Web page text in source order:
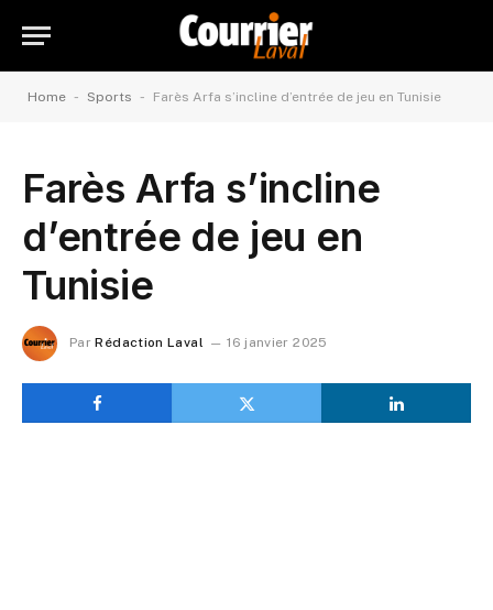
Home - Sports - Farès Arfa s’incline d’entrée de jeu en Tunisie
Farès Arfa s’incline
d’entrée de jeu en
Tunisie
Par Rédaction Laval 16 janvier 2025